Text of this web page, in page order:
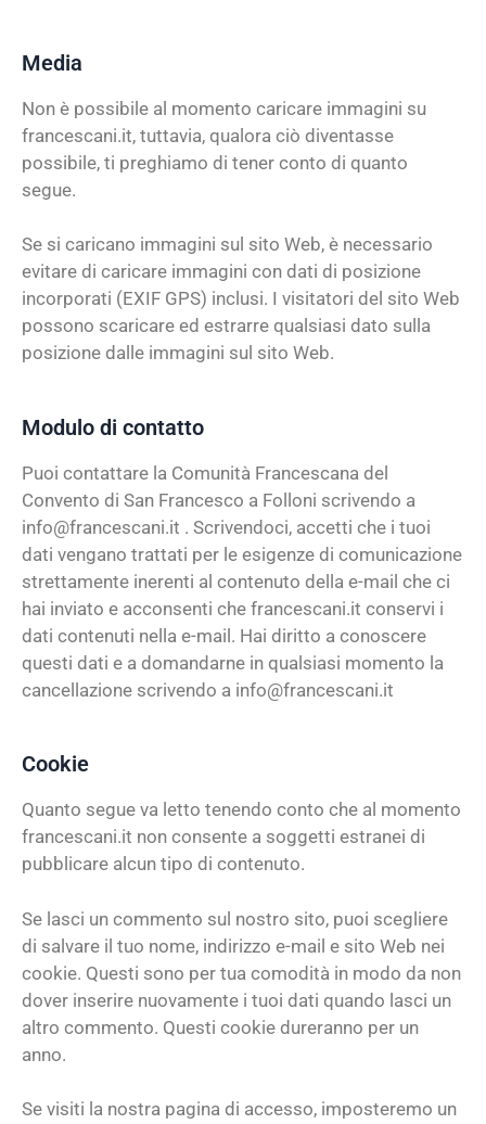
Media
Non è possibile al momento caricare immagini su
francescani.it, tuttavia, qualora ciò diventasse
possibile, ti preghiamo di tener conto di quanto
segue.
Se si caricano immagini sul sito Web, è necessario
evitare di caricare immagini con dati di posizione
incorporati (EXIF GPS) inclusi. I visitatori del sito Web
possono scaricare ed estrarre qualsiasi dato sulla
posizione dalle immagini sul sito Web.
Modulo di contatto
Puoi contattare la Comunità Francescana del
Convento di San Francesco a Folloni scrivendo a
info@francescani.it . Scrivendoci, accetti che i tuoi
dati vengano trattati per le esigenze di comunicazione
strettamente inerenti al contenuto della e-mail che ci
hai inviato e acconsenti che francescani.it conservi i
dati contenuti nella e-mail. Hai diritto a conoscere
questi dati e a domandarne in qualsiasi momento la
cancellazione scrivendo a info@francescani.it
Cookie
Quanto segue va letto tenendo conto che al momento
francescani.it non consente a soggetti estranei di
pubblicare alcun tipo di contenuto.
Se lasci un commento sul nostro sito, puoi scegliere
di salvare il tuo nome, indirizzo e-mail e sito Web nei
cookie. Questi sono per tua comodità in modo da non
dover inserire nuovamente i tuoi dati quando lasci un
altro commento. Questi cookie dureranno per un
anno.
Se visiti la nostra pagina di accesso, imposteremo un